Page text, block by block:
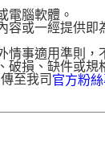
電腦軟體。
容或一經提供即
情事適用準則，
破損、缺件或規
至我司 官方粉